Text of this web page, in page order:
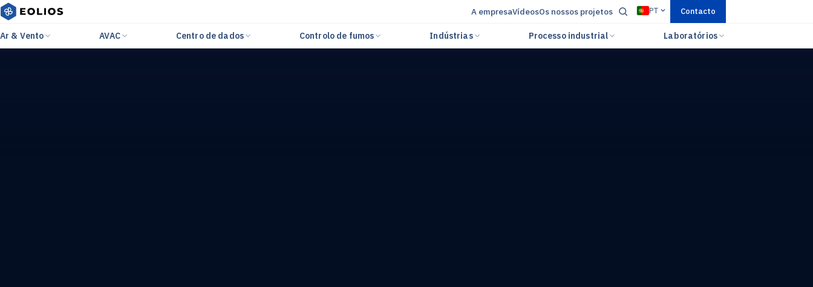
A empresaVídeosOs nossos projetos PT Contacto
Ar & Vento AVAC Centro de dados Controlo de fumos Indústrias Processo industrial Laboratórios